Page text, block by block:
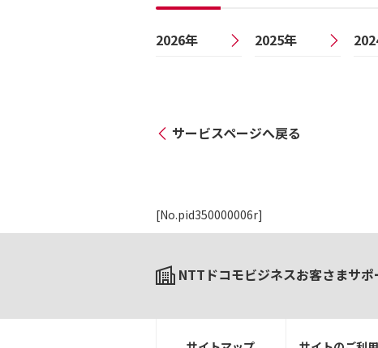
2026年 2025年
サービスページへ戻る
[No.pid350000006r]
NTTドコモビジネスお客さまサポ